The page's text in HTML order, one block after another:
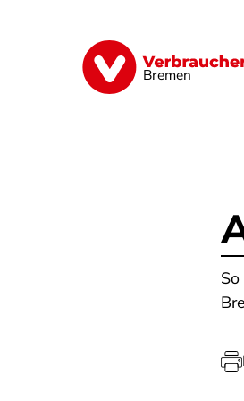
Bremen
Finanzen Digitales